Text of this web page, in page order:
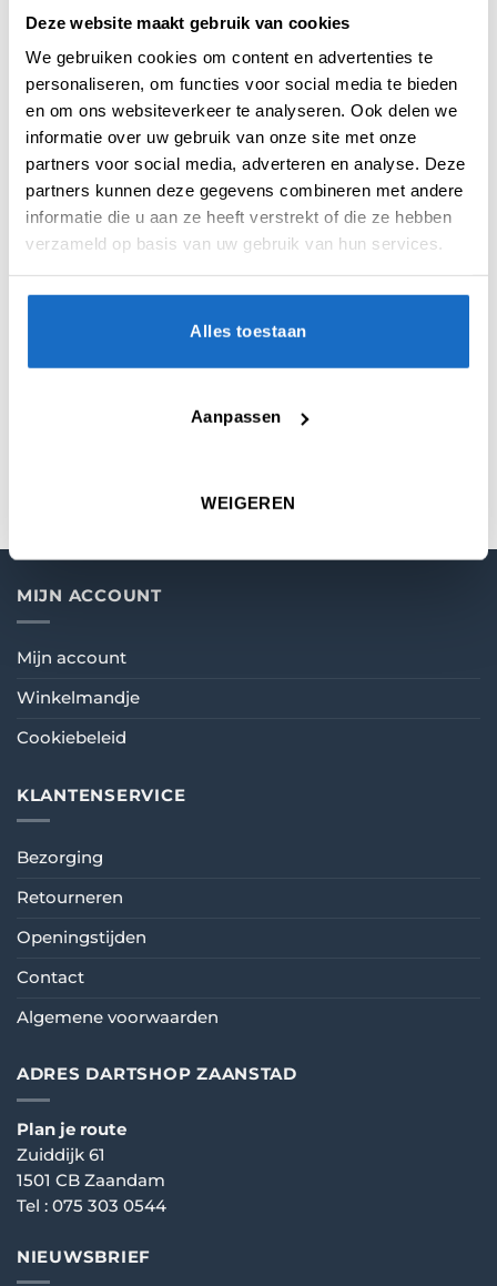
Deze website maakt gebruik van cookies
We gebruiken cookies om content en advertenties te
personaliseren, om functies voor social media te bieden
en om ons websiteverkeer te analyseren. Ook delen we
informatie over uw gebruik van onze site met onze
partners voor social media, adverteren en analyse. Deze
partners kunnen deze gegevens combineren met andere
informatie die u aan ze heeft verstrekt of die ze hebben
verzameld op basis van uw gebruik van hun services.
Alles toestaan
Aanpassen
WEIGEREN
Categorieën: , Swiss Points
Merk:Target
MIJN ACCOUNT
Mijn account
Winkelmandje
Cookiebeleid
KLANTENSERVICE
Bezorging
Retourneren
Openingstijden
Contact
Algemene voorwaarden
ADRES DARTSHOP ZAANSTAD
Plan je route
Zuiddijk 61
1501 CB Zaandam
Tel : 075 303 0544
NIEUWSBRIEF